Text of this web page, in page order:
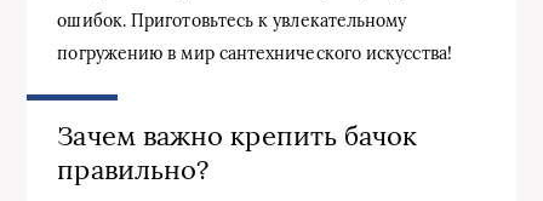
ошибок. Приготовьтесь к увлекательному
погружению в мир сантехнического искусства!
Зачем важно крепить бачок
правильно?